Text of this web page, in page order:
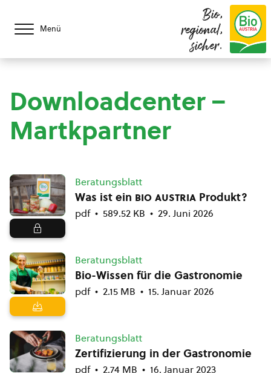
Menü
Bio,
regional,
sicher.
Downloadcenter –
Martkpartner
Beratungsblatt
Was ist ein bio austria Produkt?
pdf 589.52 KB 29. Juni 2026
Beratungsblatt
Bio-Wissen für die Gastronomie
pdf 2.15 MB 15. Januar 2026
Beratungsblatt
Zertifizierung in der Gastronomie
pdf 2.74 MB 16. Januar 2023